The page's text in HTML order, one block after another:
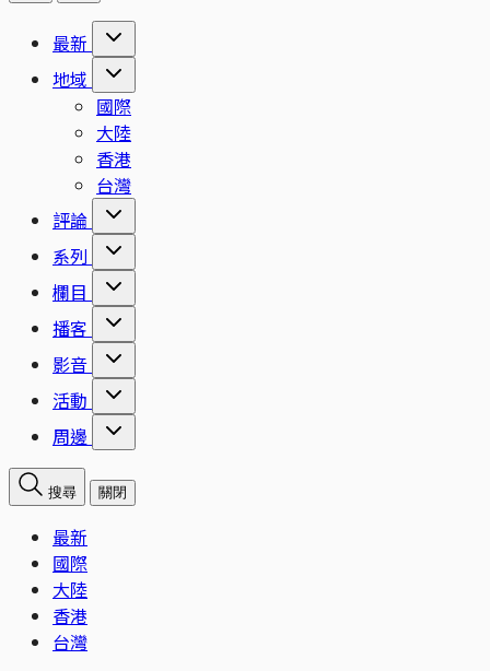
最新
地域
國際
大陸
香港
台灣
評論
系列
欄目
播客
影音
活動
周邊
搜尋 關閉
最新
國際
大陸
香港
台灣